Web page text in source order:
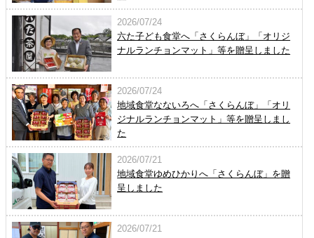
2026/07/24
六た子ども食堂へ「さくらんぼ」「オリジ
ナルランチョンマット」等を贈呈しました
2026/07/24
地域食堂なないろへ「さくらんぼ」「オリ
ジナルランチョンマット」等を贈呈しまし
た
2026/07/21
地域食堂ゆめひかりへ「さくらんぼ」を贈
呈しました
2026/07/21